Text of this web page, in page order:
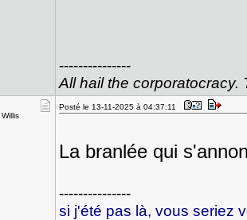
---------------
All hail the corporatocracy.
Posté le 13-11-2025 à 04:37:11
La branlée qui
---------------
si j'été pas là, vous seriez